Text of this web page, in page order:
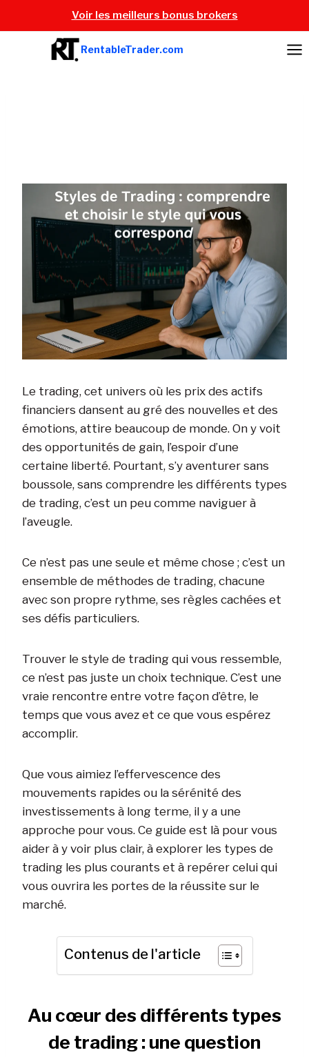
Voir les meilleurs bonus brokers
RentableTrader.com
Le trading, cet univers où les prix des actifs
financiers dansent au gré des nouvelles et des
émotions, attire beaucoup de monde. On y voit
des opportunités de gain, l’espoir d’une
certaine liberté. Pourtant, s’y aventurer sans
boussole, sans comprendre les différents types
de trading, c’est un peu comme naviguer à
l’aveugle.
Ce n’est pas une seule et même chose ; c’est un
ensemble de méthodes de trading, chacune
avec son propre rythme, ses règles cachées et
ses défis particuliers.
Trouver le style de trading qui vous ressemble,
ce n’est pas juste un choix technique. C’est une
vraie rencontre entre votre façon d’être, le
temps que vous avez et ce que vous espérez
accomplir.
Que vous aimiez l’effervescence des
mouvements rapides ou la sérénité des
investissements à long terme, il y a une
approche pour vous. Ce guide est là pour vous
aider à y voir plus clair, à explorer les types de
trading les plus courants et à repérer celui qui
vous ouvrira les portes de la réussite sur le
marché.
Contenus de l'article
Au cœur des différents types
de trading : une question